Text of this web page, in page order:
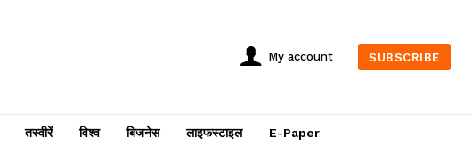
My account SUBSCRIBE
तस्वीरें विश्व बिजनेस लाइफस्टाइल E-Paper